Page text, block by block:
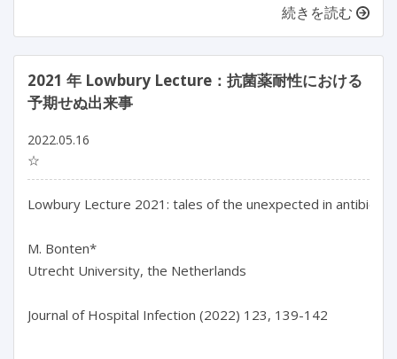
続きを読む
2021 年 Lowbury Lecture：抗菌薬耐性における
予期せぬ出来事
2022.05.16
☆
Lowbury Lecture 2021: tales of the unexpected in antibiotic
M. Bonten*
Utrecht University, the Netherlands
Journal of Hospital Infection (2022) 123, 139-142